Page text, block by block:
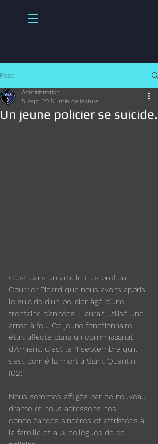
Post
Un jeune policier se suicide.
Administration
5 sept. 20151 min de lecture
C’est dans un article très bref du
Courrier Picard que nous avons appris
le suicide d’un policier âgé d’une
trentaine d’années. Il aurait utilisé une
arme à feu. Ce jeune fonctionnaire
était affecté dans un commissariat
d’Amiens. C’est le 4 septembre qu’il
s’est donné la mort à Saint Quentin
(02).
Nous sommes affligés par ce nouveau
drame et nous adressons nos
condoléances sincères et attristées à
la famille et aux collègues de ce